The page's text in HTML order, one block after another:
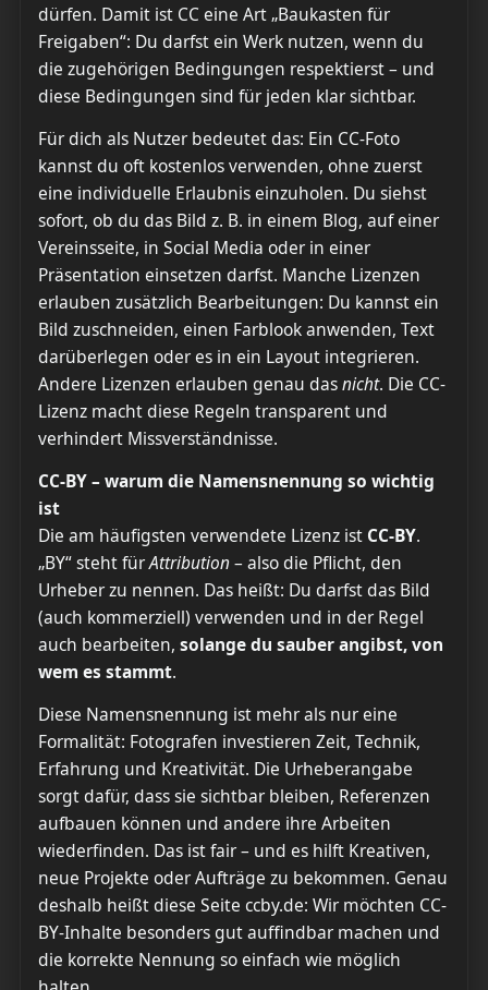
dürfen. Damit ist CC eine Art „Baukasten für
Freigaben“: Du darfst ein Werk nutzen, wenn du
die zugehörigen Bedingungen respektierst – und
diese Bedingungen sind für jeden klar sichtbar.
Für dich als Nutzer bedeutet das: Ein CC-Foto
kannst du oft kostenlos verwenden, ohne zuerst
eine individuelle Erlaubnis einzuholen. Du siehst
sofort, ob du das Bild z. B. in einem Blog, auf einer
Vereinsseite, in Social Media oder in einer
Präsentation einsetzen darfst. Manche Lizenzen
erlauben zusätzlich Bearbeitungen: Du kannst ein
Bild zuschneiden, einen Farblook anwenden, Text
darüberlegen oder es in ein Layout integrieren.
Andere Lizenzen erlauben genau dasnicht. Die CC-
Lizenz macht diese Regeln transparent und
verhindert Missverständnisse.
CC-BY – warum die Namensnennung so wichtig
ist
Die am häufigsten verwendete Lizenz ist CC-BY.
„BY“ steht fürAttribution– also die Pflicht, den
Urheber zu nennen. Das heißt: Du darfst das Bild
(auch kommerziell) verwenden und in der Regel
auch bearbeiten, solange du sauber angibst, von
wem es stammt.
Diese Namensnennung ist mehr als nur eine
Formalität: Fotografen investieren Zeit, Technik,
Erfahrung und Kreativität. Die Urheberangabe
sorgt dafür, dass sie sichtbar bleiben, Referenzen
aufbauen können und andere ihre Arbeiten
wiederfinden. Das ist fair – und es hilft Kreativen,
neue Projekte oder Aufträge zu bekommen. Genau
deshalb heißt diese Seite ccby.de: Wir möchten CC-
BY-Inhalte besonders gut auffindbar machen und
die korrekte Nennung so einfach wie möglich